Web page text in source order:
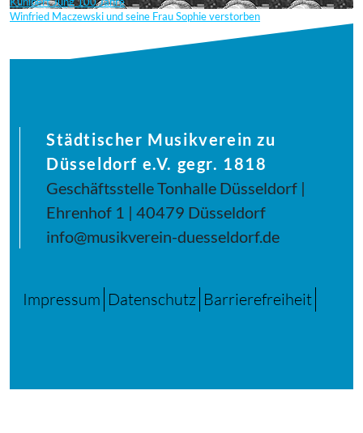
Winfried Maczewski und seine Frau Sophie verstorben
Städtischer Musikverein zu
Düsseldorf e.V. gegr. 1818
Geschäftsstelle Tonhalle Düsseldorf |
Ehrenhof 1 | 40479 Düsseldorf
info@musikverein-duesseldorf.de
Impressum Datenschutz Barrierefreiheit